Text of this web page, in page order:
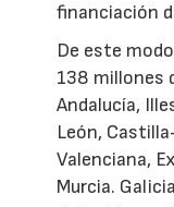
financiación
De este
138 millones
Andalucía,
León,
Valenciana,
Murcia.